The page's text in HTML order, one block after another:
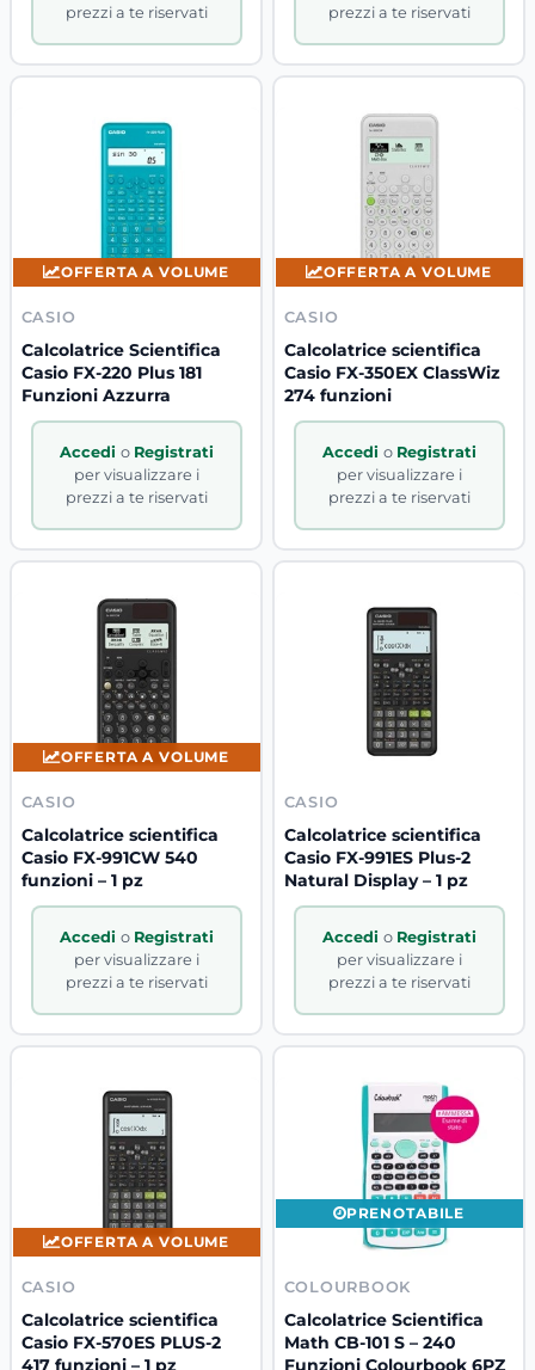
prezzi a te riservati
prezzi a te riservati
OFFERTA A VOLUME
CASIO
Calcolatrice Scientifica
Casio FX-220 Plus 181
Funzioni Azzurra
Accedi o Registrati
per visualizzare i
prezzi a te riservati
OFFERTA A VOLUME
CASIO
Calcolatrice scientifica
Casio FX-350EX ClassWiz
274 funzioni
Accedi o Registrati
per visualizzare i
prezzi a te riservati
OFFERTA A VOLUME
CASIO
Calcolatrice scientifica
Casio FX-991CW 540
funzioni – 1 pz
Accedi o Registrati
per visualizzare i
prezzi a te riservati
CASIO
Calcolatrice scientifica
Casio FX-991ES Plus-2
Natural Display – 1 pz
Accedi o Registrati
per visualizzare i
prezzi a te riservati
OFFERTA A VOLUME
CASIO
Calcolatrice scientifica
Casio FX-570ES PLUS-2
417 funzioni – 1 pz
PRENOTABILE
COLOURBOOK
Calcolatrice Scientifica
Math CB-101 S – 240
Funzioni Colourbook 6PZ